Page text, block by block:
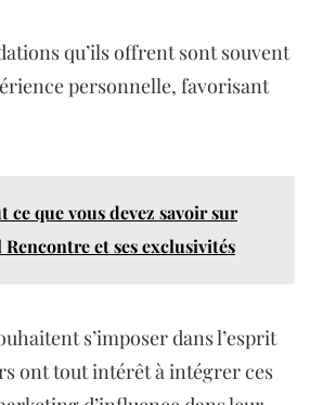
qu’ils offrent sont souvent
personnelle, favorisant
ce que vous devez savoir sur
et ses exclusivités
s’imposer dans l’esprit
ont tout intérêt à intégrer ces